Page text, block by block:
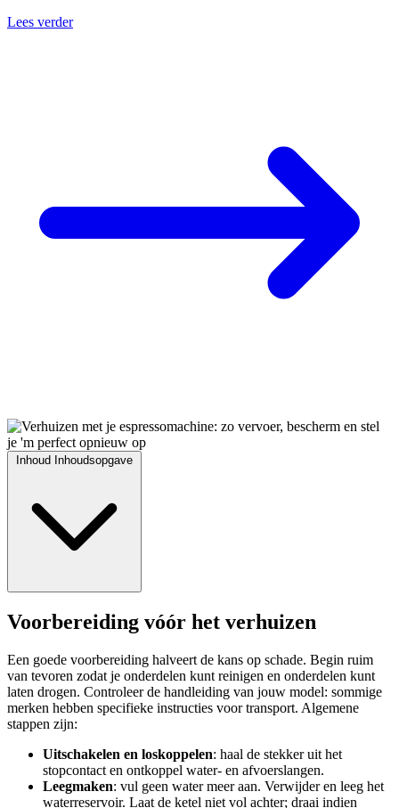
Lees verder
Inhoud Inhoudsopgave
Voorbereiding vóór het verhuizen
Een goede voorbereiding halveert de kans op schade. Begin ruim
van tevoren zodat je onderdelen kunt reinigen en onderdelen kunt
laten drogen. Controleer de handleiding van jouw model: sommige
merken hebben specifieke instructies voor transport. Algemene
stappen zijn:
Uitschakelen en loskoppelen: haal de stekker uit het
stopcontact en ontkoppel water- en afvoerslangen.
Leegmaken: vul geen water meer aan. Verwijder en leeg het
waterreservoir. Laat de ketel niet vol achter; draai indien